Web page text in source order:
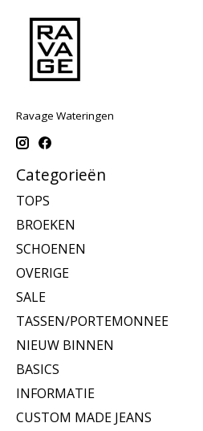
Ravage Wateringen
Categorieën
TOPS
BROEKEN
SCHOENEN
OVERIGE
SALE
TASSEN/PORTEMONNEE
NIEUW BINNEN
BASICS
INFORMATIE
CUSTOM MADE JEANS